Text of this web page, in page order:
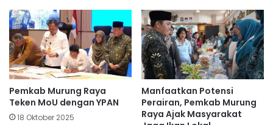
Pemkab Murung Raya
Teken MoU dengan YPAN
18 Oktober 2025
Manfaatkan Potensi
Perairan, Pemkab Murung
Raya Ajak Masyarakat